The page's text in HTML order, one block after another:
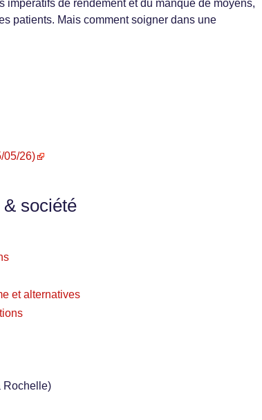
impératifs de rendement et du manque de moyens,
patients. Mais comment soigner dans une
05/26)
société
et alternatives
Rochelle)